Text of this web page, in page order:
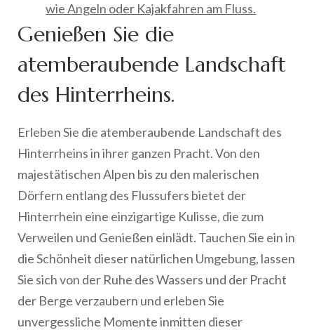
wie Angeln oder Kajakfahren am Fluss.
Genießen Sie die
atemberaubende Landschaft
des Hinterrheins.
Erleben Sie die atemberaubende Landschaft des
Hinterrheins in ihrer ganzen Pracht. Von den
majestätischen Alpen bis zu den malerischen
Dörfern entlang des Flussufers bietet der
Hinterrhein eine einzigartige Kulisse, die zum
Verweilen und Genießen einlädt. Tauchen Sie ein in
die Schönheit dieser natürlichen Umgebung, lassen
Sie sich von der Ruhe des Wassers und der Pracht
der Berge verzaubern und erleben Sie
unvergessliche Momente inmitten dieser